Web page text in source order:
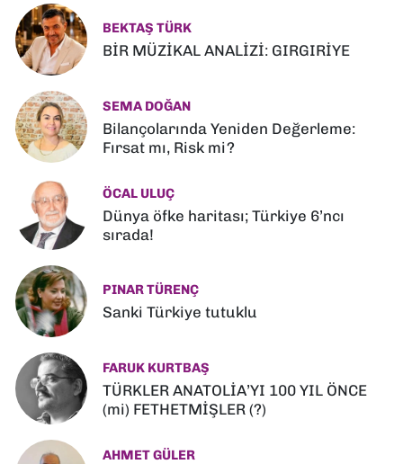
BEKTAŞ TÜRK
BİR MÜZİKAL ANALİZİ: GIRGIRİYE
SEMA DOĞAN
Bilançolarında Yeniden Değerleme:
Fırsat mı, Risk mi?
ÖCAL ULUÇ
Dünya öfke haritası; Türkiye 6’ncı
sırada!
PINAR TÜRENÇ
Sanki Türkiye tutuklu
FARUK KURTBAŞ
TÜRKLER ANATOLİA’YI 100 YIL ÖNCE
(mi) FETHETMİŞLER (?)
AHMET GÜLER